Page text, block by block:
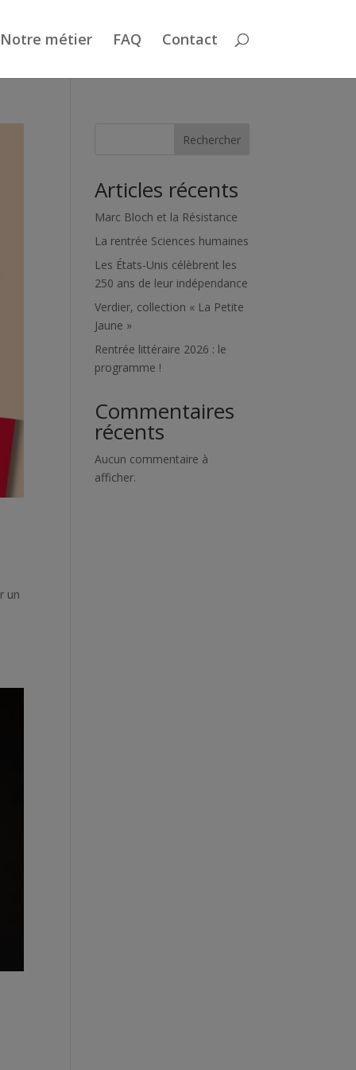
Notre métier FAQ Contact
un
Rechercher
Articles récents
Marc Bloch et la Résistance
La rentrée Sciences humaines
Les États-Unis célèbrent les
250 ans de leur indépendance
Verdier, collection « La Petite
Jaune »
Rentrée littéraire 2026 : le
programme !
Commentaires
récents
Aucun commentaire à
afficher.